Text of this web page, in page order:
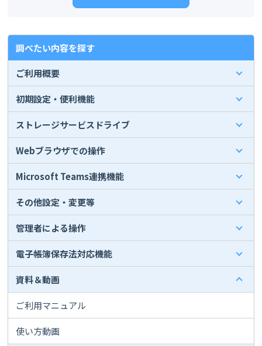
調べたい内容を探す
ご利用概要
初期設定・便利機能
ストレージサービスドライブ
Webブラウザでの操作
Microsoft Teams連携機能
その他設定・変更等
管理者による操作
電子帳簿保存法対応機能
資料＆動画
ご利用マニュアル
使い方動画